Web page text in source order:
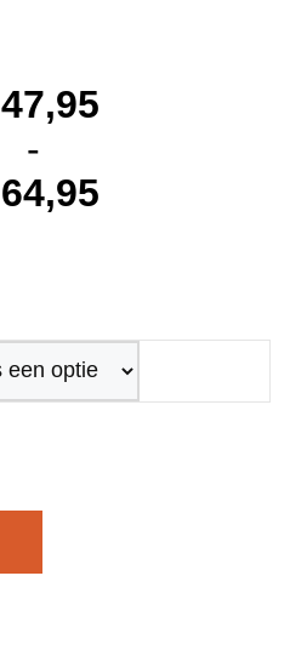
47,95
-
64,95